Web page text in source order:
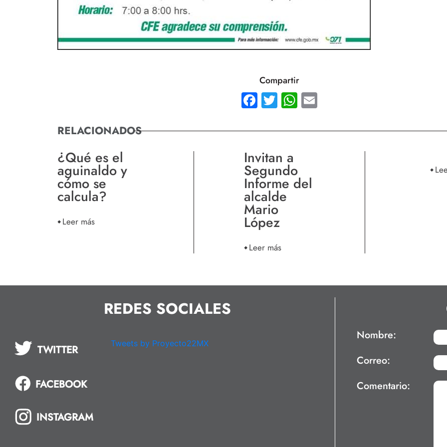
Compartir
Facebook
TwitterWhatsApp
RELACIONADOS
¿Qué es el
aguinaldo y
cómo se
calcula?
Leer más
Invitan a
Segundo
Informe del
alcalde
Mario
López
Leer más
REDES SOCIALES
TWITTER
FACEBOOK
INSTAGRAM
Tweets by Proyecto22MX
Nombre:
Correo:
Comentario: